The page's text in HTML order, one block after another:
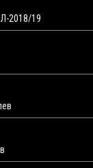
2018/19